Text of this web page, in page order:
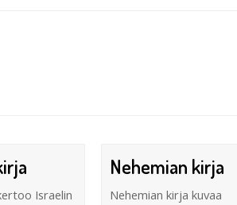
Israelin
Nehemian kirja
Nehemian kirja kuvaa